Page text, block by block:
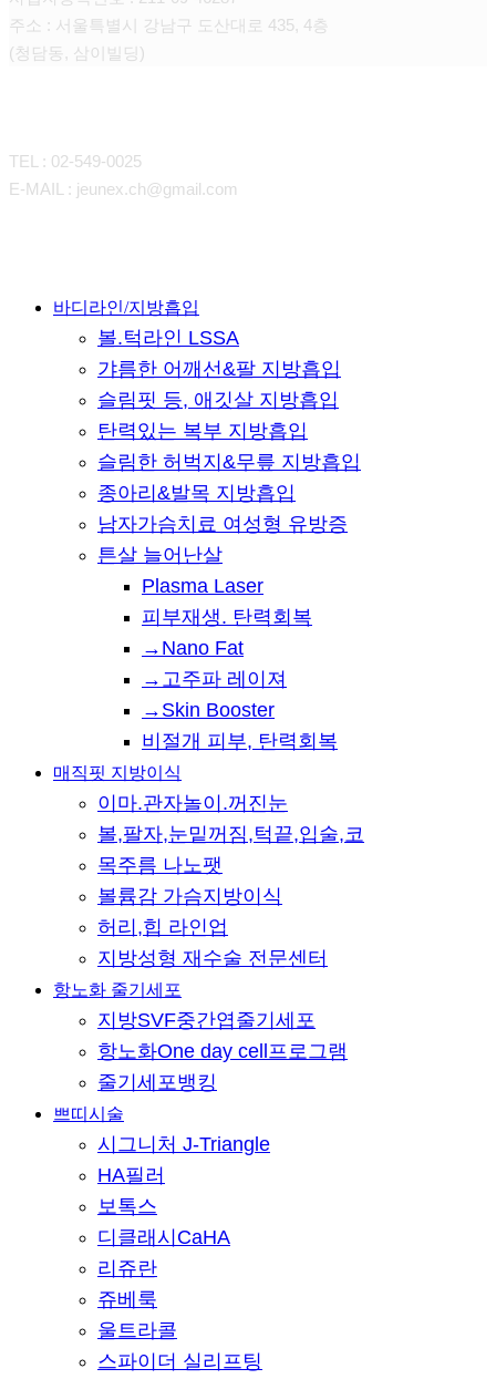
주소 : 서울특별시 강남구 도산대로 435, 4층
(청담동, 삼이빌딩)
TEL : 02-549-0025
E-MAIL : jeunex.ch@gmail.com
Close 바디라인/지방흡입
볼.턱라인 LSSA
갸름한 어깨선&팔 지방흡입
슬림핏 등, 애깃살 지방흡입
탄력있는 복부 지방흡입
슬림한 허벅지&무릎 지방흡입
종아리&발목 지방흡입
남자가슴치료 여성형 유방증
튼살 늘어난살
Plasma Laser
피부재생. 탄력회복
→Nano Fat
→고주파 레이져
→Skin Booster
비절개 피부, 탄력회복
매직핏 지방이식
이마.관자놀이.꺼진눈
볼,팔자,눈밑꺼짐,턱끝,입술,코
목주름 나노팻
볼륨감 가슴지방이식
허리,힙 라인업
지방성형 재수술 전문센터
항노화 줄기세포
지방SVF중간엽줄기세포
항노화One day cell프로그램
줄기세포뱅킹
쁘띠시술
시그니처 J-Triangle
HA필러
보톡스
디클래시CaHA
리쥬란
쥬베룩
울트라콜
스파이더 실리프팅